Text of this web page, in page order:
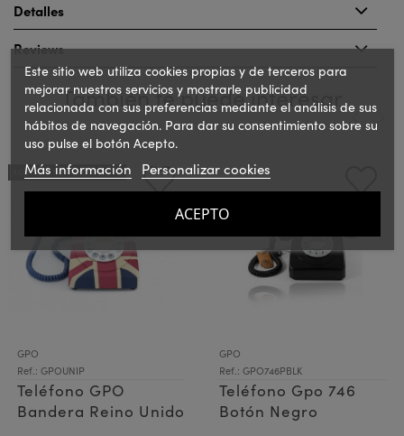
Detalles
Reviews
También te puede interesar
AGOTADO TEMPORALMENTE
GPO
Ref.: GPOUNIP
Teléfono GPO
Bandera Reino Unido
GPO
Ref.: GPO746PBLK
Teléfono Gpo 746
Botón Negro
Este sitio web utiliza cookies propias y de terceros para
mejorar nuestros servicios y mostrarle publicidad
relacionada con sus preferencias mediante el análisis de sus
hábitos de navegación. Para dar su consentimiento sobre su
uso pulse el botón Acepto.
Más información Personalizar cookies
ACEPTO